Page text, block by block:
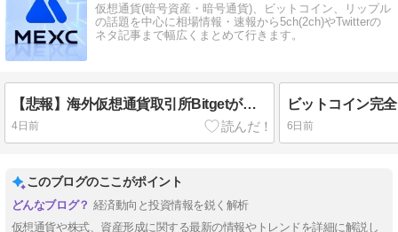
仮想通貨(暗号資産・暗号通貨)、ビットコイン、リップル
の話題を中心に相場情報・速報から5ch(2ch)やTwitterの
ネタ記事まで幅広くまとめて行きます。
【悲報】海外仮想通貨取引所Bitgetが日本撤退のお知らせ・・・
4日前
ビットコイン完
6日前
このブログのここがポイント
経済動向と投資情報を鋭く解析
仮想通貨や株式、資産形成に関する最新の情報やトレンドを詳細に解説し